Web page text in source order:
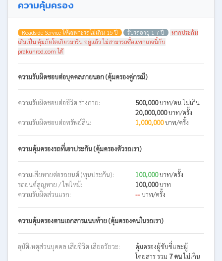
ความคุ้มครอง
Roadside Service ให้เฉพาะรถไม่เกิน 15 ปี รับรถอายุ 1-7 ปี
หากประกัน
เดิมเป็น คุ้มภัยโตเกียวมารีน อยู่แล้ว ไม่สามารถซื้อแพกเกจนี้กับ
prakunrod.com ได้
ความรับผิดชอบต่อบุคคลภายนอก (คุ้มครองคู่กรณี)
ความรับผิดชอบต่อชีวิต ร่างกาย: 500,000บาท/คน ไม่เกิน
20,000,000บาท/ครั้ง
ความรับผิดชอบต่อทรัพย์สิน:
1,000,000บาท/ครั้ง
ความคุ้มครองรถที่เอาประกัน (คุ้มครองตัวรถเรา)
ความเสียหายต่อรถยนต์ (ทุนประกัน): 100,000บาท/ครั้ง
รถยนต์สูญหาย / ไฟไหม้:
100,000บาท
ความรับผิดส่วนแรก:
--บาท/ครั้ง
ความคุ้มครองตามเอกสารแนบท้าย (คุ้มครองคนในรถเรา)
อุบัติเหตุส่วนบุคคล เสียชีวิต เสียอวัยวะ:
คุ้มครองผู้ขับขี่และผู้
โดยสาร รวม 7 คนไม่เกิน